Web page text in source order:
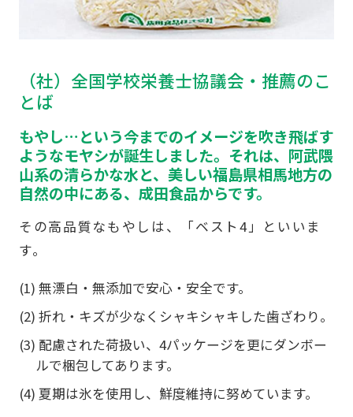
（社）全国学校栄養士協議会・推薦のこ
とば
もやし…という今までのイメージを吹き飛ばす
ようなモヤシが誕生しました。それは、阿武隈
山系の清らかな水と、美しい福島県相馬地方の
自然の中にある、成田食品からです。
その高品質なもやしは、「ベスト4」といいま
す。
(1) 無漂白・無添加で安心・安全です。
(2) 折れ・キズが少なくシャキシャキした歯ざわり。
(3) 配慮された荷扱い、4パッケージを更にダンボー
ルで梱包してあります。
(4) 夏期は氷を使用し、鮮度維持に努めています。